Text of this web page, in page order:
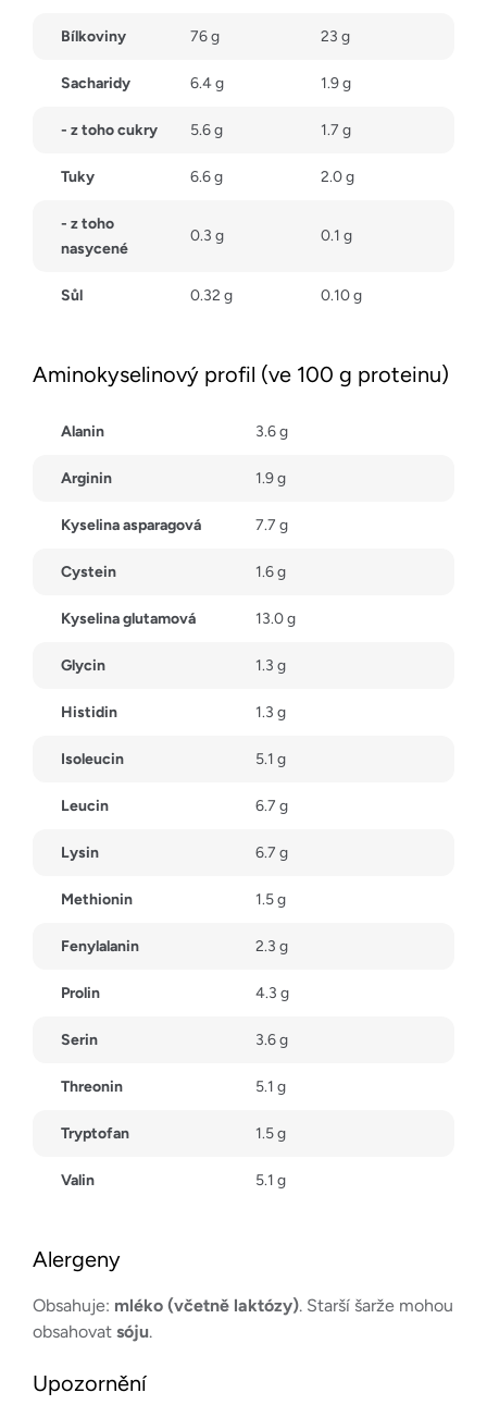
Bílkoviny 76 g 23 g
Sacharidy 6.4 g 1.9 g
- z toho cukry 5.6 g 1.7 g
Tuky 6.6 g 2.0 g
- z toho
nasycené
0.3 g 0.1 g
Sůl 0.32 g 0.10 g
Aminokyselinový profil (ve 100 g proteinu)
Alanin 3.6 g
Arginin 1.9 g
Kyselina asparagová 7.7 g
Cystein 1.6 g
Kyselina glutamová 13.0 g
Glycin 1.3 g
Histidin 1.3 g
Isoleucin 5.1 g
Leucin 6.7 g
Lysin 6.7 g
Methionin 1.5 g
Fenylalanin 2.3 g
Prolin 4.3 g
Serin 3.6 g
Threonin 5.1 g
Tryptofan 1.5 g
Valin 5.1 g
Alergeny
Obsahuje: mléko (včetně laktózy). Starší šarže mohou
obsahovat sóju.
Upozornění